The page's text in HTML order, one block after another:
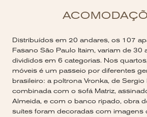
Distribuídos em 20 andares, os 107
Fasano São Paulo Itaim, variam de 30
divididos em 6 categorias. Nos
móveis é um passeio por diferentes
brasileiro: a poltrona Vronka, de
combinada com o sofá Matriz,
Almeida, e com o banco ripado, obra
suítes foram decoradas com imagens